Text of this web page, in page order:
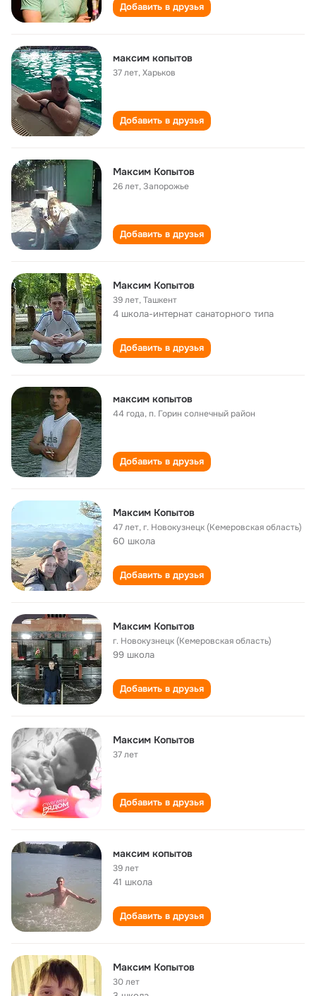
Добавить в друзья
максим копытов
37 лет,Харьков
Добавить в друзья
Максим Копытов
26 лет,Запорожье
Добавить в друзья
Максим Копытов
39 лет,Ташкент
4 школа-интернат санаторного типа
Добавить в друзья
максим копытов
44 года,п. Горин солнечный район
Добавить в друзья
Максим Копытов
47 лет,г. Новокузнецк (Кемеровская область)
60 школа
Добавить в друзья
Максим Копытов
г. Новокузнецк (Кемеровская область)
99 школа
Добавить в друзья
Максим Копытов
37 лет
Добавить в друзья
максим копытов
39 лет
41 школа
Добавить в друзья
Максим Копытов
30 лет